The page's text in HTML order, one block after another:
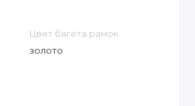
Цвет багета рамок
золото